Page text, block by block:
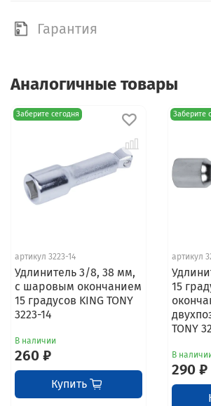
Гарантия
Аналогичные товары
Заберите сегодня
артикул 3223-14
Удлинитель 3/8, 38 мм,
с шаровым окончанием
15 градусов KING TONY
3223-14
В наличии
260 ₽
Купить
Заберите
артикул
15
TONY
В
290 ₽